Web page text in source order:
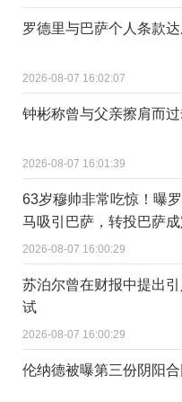
罗德里与巴萨个人条款
2026-08-07 16:02:07
钟彬称曾与父亲擦肩而
2026-08-07 16:01:39
63岁穆帅非常吃惊！曝
马吸引巴萨，转投巴萨
2026-08-07 16:00:29
苏泊尔曾在财报中提出
试
2026-08-07 16:00:29
伦纳德被曝第三份阴阳